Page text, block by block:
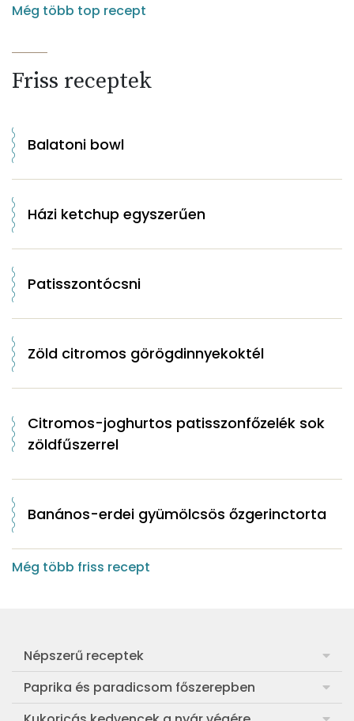
Még több top recept
Friss receptek
Balatoni bowl
Házi ketchup egyszerűen
Patisszontócsni
Zöld citromos görögdinnyekoktél
Citromos-joghurtos patisszonfőzelék sok
zöldfűszerrel
Banános-erdei gyümölcsös őzgerinctorta
Még több friss recept
Népszerű receptek
Frankfurti leves
Egyszerű muffin
Paprika és paradicsom főszerepben
Pan con Tomate